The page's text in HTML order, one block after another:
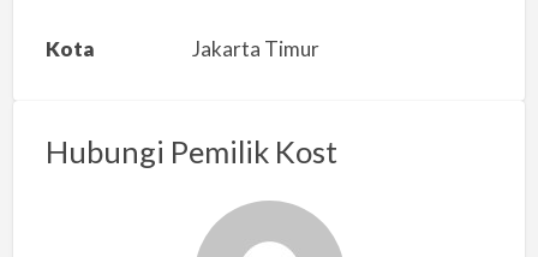
a
s
Kota Jakarta Timur
Hubungi Pemilik Kost